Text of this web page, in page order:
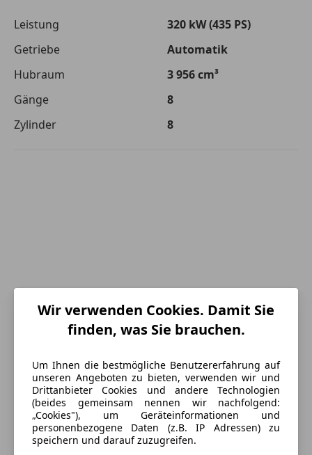
Leistung
320 kW (435 PS)
Getriebe
Automatik
Hubraum
3 956 cm³
Gänge
8
Zylinder
8
Energieverbrauch
Kraftstoff Diesel
Wir verwenden Cookies. Damit Sie
finden, was Sie brauchen.
Um Ihnen die bestmögliche Benutzererfahrung auf
unseren Angeboten zu bieten, verwenden wir und
Drittanbieter Cookies und andere Technologien
(beides gemeinsam nennen wir nachfolgend:
„Cookies"), um Geräteinformationen und
personenbezogene Daten (z.B. IP Adressen) zu
speichern und darauf zuzugreifen.